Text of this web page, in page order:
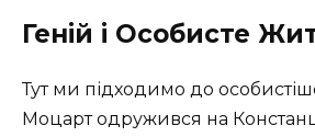
Геній і Особисте
Тут ми підходимо до
Моцарт одружився на